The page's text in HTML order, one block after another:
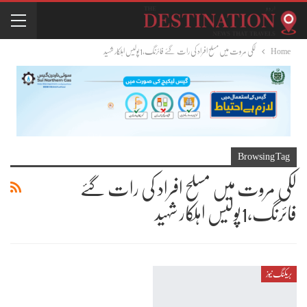
Home لکی مروت میں مسلح افراد کی رات گئے فائرنگ،1پولیس اہلکار شہید
Browsing Tag
لکی مروت میں مسلح افراد کی رات گئے
فائرنگ،1پولیس اہلکار شہید
بریکنگ نیوز